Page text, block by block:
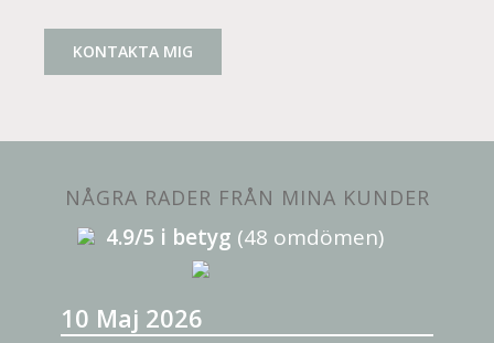
KONTAKTA MIG
NÅGRA RADER FRÅN MINA KUNDER
4.9/5 i betyg (48 omdömen)
10 Maj 2026